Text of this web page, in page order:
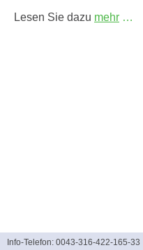
Lesen Sie dazu mehr …
Info-Telefon: 0043-316-422-165-33